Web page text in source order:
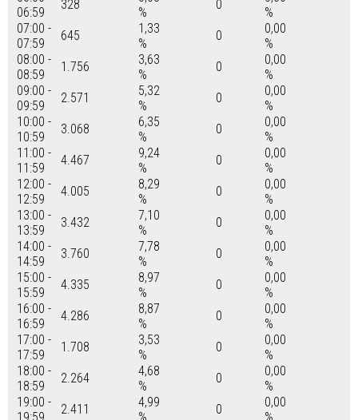
06:59
328
%
0
%
07:00 -
07:59
645
1,33
%
0
0,00
%
08:00 -
08:59
1.756
3,63
%
0
0,00
%
09:00 -
09:59
2.571
5,32
%
0
0,00
%
10:00 -
10:59
3.068
6,35
%
0
0,00
%
11:00 -
11:59
4.467
9,24
%
0
0,00
%
12:00 -
12:59
4.005
8,29
%
0
0,00
%
13:00 -
13:59
3.432
7,10
%
0
0,00
%
14:00 -
14:59
3.760
7,78
%
0
0,00
%
15:00 -
15:59
4.335
8,97
%
0
0,00
%
16:00 -
16:59
4.286
8,87
%
0
0,00
%
17:00 -
17:59
1.708
3,53
%
0
0,00
%
18:00 -
18:59
2.264
4,68
%
0
0,00
%
19:00 -
2.411
4,99
0
0,00